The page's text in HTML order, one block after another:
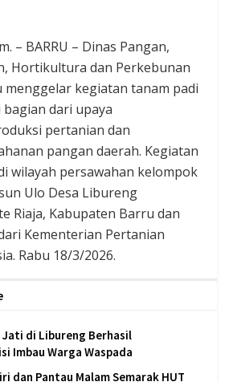
– BARRU – Dinas Pangan,
Hortikultura dan Perkebunan
menggelar kegiatan tanam padi
dari upaya
pertanian dan
pangan daerah. Kegiatan
wilayah persawahan kelompok
Ulo Desa Libureng
Riaja, Kabupaten Barru dan
Kementerian Pertanian
Rabu 18/3/2026.
Jati di Libureng Berhasil
Imbau Warga Waspada
dan Pantau Malam Semarak HUT